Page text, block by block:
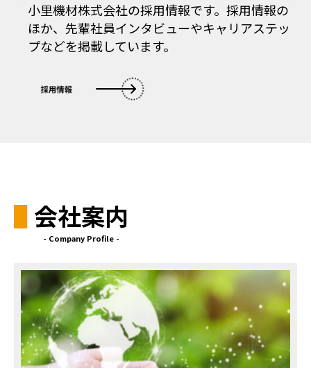
小里機材株式会社の採用情報です。採用情報の
ほか、先輩社員インタビューやキャリアステッ
プなどを掲載しています。
会社案内
- Company Profile -